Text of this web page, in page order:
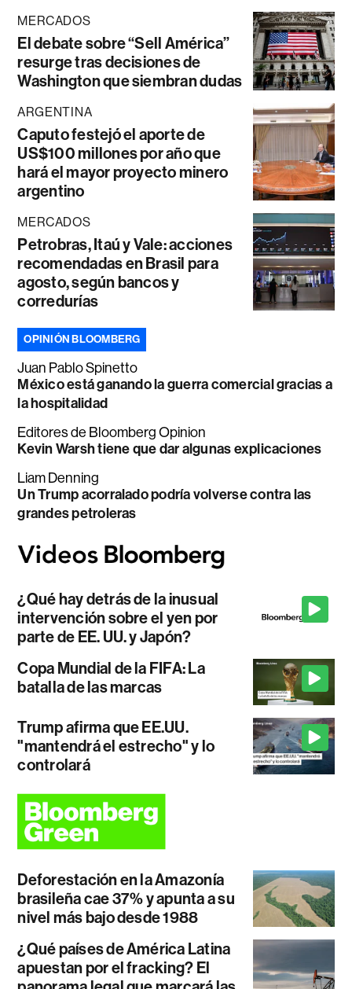
MERCADOS
El debate sobre “Sell América”
resurge tras decisiones de
Washington que siembran dudas
ARGENTINA
Caputo festejó el aporte de
US$100 millones por año que
hará el mayor proyecto minero
argentino
MERCADOS
Petrobras, Itaú y Vale: acciones
recomendadas en Brasil para
agosto, según bancos y
corredurías
OPINIÓN BLOOMBERG
Juan Pablo Spinetto
México está ganando la guerra comercial gracias a
la hospitalidad
Editores de Bloomberg Opinion
Kevin Warsh tiene que dar algunas explicaciones
Liam Denning
Un Trump acorralado podría volverse contra las
grandes petroleras
¿Qué hay detrás de la inusual
intervención sobre el yen por
parte de EE. UU. y Japón?
Copa Mundial de la FIFA: La
batalla de las marcas
Trump afirma que EE.UU.
"mantendrá el estrecho" y lo
controlará
Deforestación en la Amazonía
brasileña cae 37% y apunta a su
nivel más bajo desde 1988
¿Qué países de América Latina
apuestan por el fracking? El